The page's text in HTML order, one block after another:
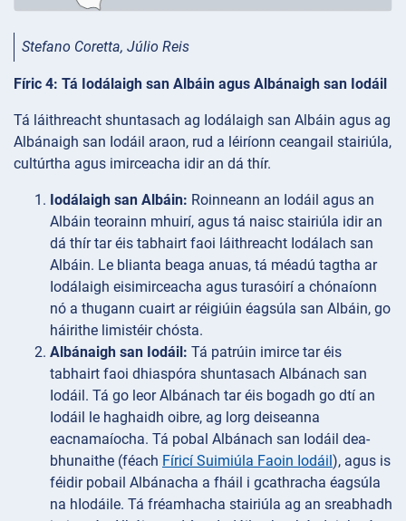
Stefano Coretta, Júlio Reis
Fíric 4: Tá Iodálaigh san Albáin agus Albánaigh san Iodáil
Tá láithreacht shuntasach ag Iodálaigh san Albáin agus ag
Albánaigh san Iodáil araon, rud a léiríonn ceangail stairiúla,
cultúrtha agus imirceacha idir an dá thír.
Iodálaigh san Albáin: Roinneann an Iodáil agus an
Albáin teorainn mhuirí, agus tá naisc stairiúla idir an
dá thír tar éis tabhairt faoi láithreacht Iodálach san
Albáin. Le blianta beaga anuas, tá méadú tagtha ar
Iodálaigh eisimirceacha agus turasóirí a chónaíonn
nó a thugann cuairt ar réigiúin éagsúla san Albáin, go
háirithe limistéir chósta.
Albánaigh san Iodáil: Tá patrúin imirce tar éis
tabhairt faoi dhiaspóra shuntasach Albánach san
Iodáil. Tá go leor Albánach tar éis bogadh go dtí an
Iodáil le haghaidh oibre, ag lorg deiseanna
eacnamaíocha. Tá pobal Albánach san Iodáil dea-
bhunaithe (féach Fíricí Suimiúla Faoin Iodáil ), agus is
féidir pobail Albánacha a fháil i gcathracha éagsúla
na hIodáile. Tá fréamhacha stairiúla ag an sreabhadh